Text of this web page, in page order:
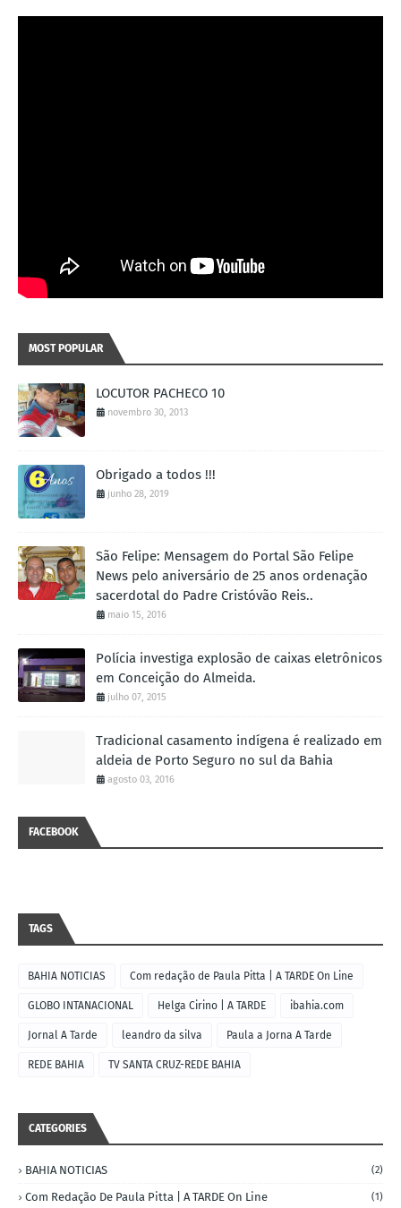
MOST POPULAR
LOCUTOR PACHECO 10
novembro 30, 2013
Obrigado a todos !!!
junho 28, 2019
São Felipe: Mensagem do Portal São Felipe
News pelo aniversário de 25 anos ordenação
sacerdotal do Padre Cristóvão Reis..
maio 15, 2016
Polícia investiga explosão de caixas eletrônicos
em Conceição do Almeida.
julho 07, 2015
Tradicional casamento indígena é realizado em
aldeia de Porto Seguro no sul da Bahia
agosto 03, 2016
FACEBOOK
TAGS
BAHIA NOTICIAS Com redação de Paula Pitta | A TARDE On Line
GLOBO INTANACIONAL Helga Cirino | A TARDE ibahia.com
Jornal A Tarde leandro da silva Paula a Jorna A Tarde
REDE BAHIA TV SANTA CRUZ-REDE BAHIA
CATEGORIES
BAHIA NOTICIAS (2)
Com Redação De Paula Pitta | A TARDE On Line (1)